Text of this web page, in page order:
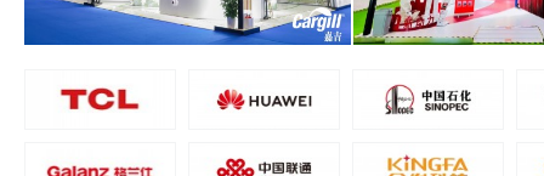
阿斯利康醫藥（上海）有限公司 恒天然商貿（上